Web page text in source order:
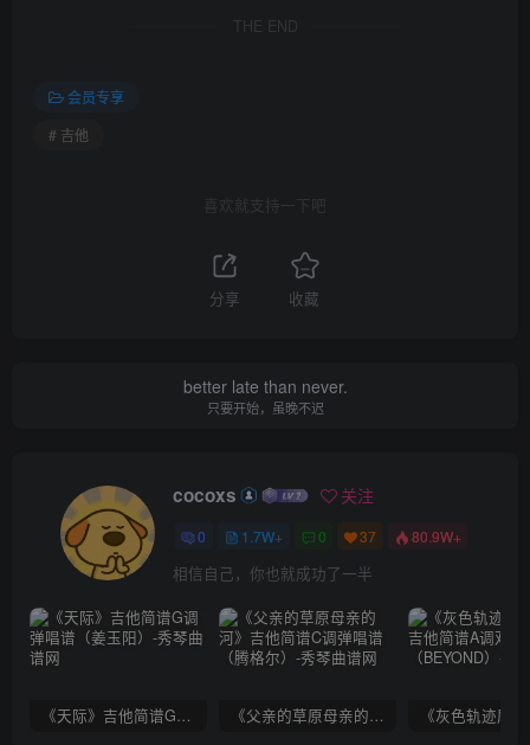
THE END
会员专享
# 吉他
喜欢就支持一下吧
分享 收藏
better late than never.
只要开始，虽晚不迟
cocoxs 关注
0 1.7W+ 0 37 80.9W+
相信自己，你也就成功了一半
《天际》吉他简谱G调弹唱谱（姜玉阳） 《父亲的草原母亲的河》吉他简谱C调弹唱谱（腾格尔）